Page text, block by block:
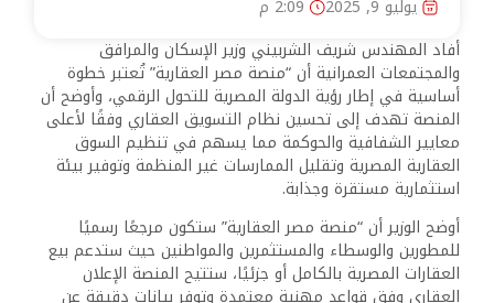
يوليو 9, 2025
2:09 م
أفاد المهندس شريف الشربيني وزير الإسكان والمرافق
والمجتمعات العمرانية أن “منصة مصر العقارية” تُعتبر خطوة
أساسية في إطار رؤية الدولة المصرية للتحول الرقمي، وأوضح أن
المنصة تهدف إلى تحسين نظام التسويق العقاري وفقًا لأعلى
معايير الشفافية والحوكمة مما يسهم في تنظيم السوق
العقارية المصرية وتقليل الممارسات غير المنظمة وتوفير بيئة
استثمارية مستقرة وجذابة.
أوضح الوزير أن “منصة مصر العقارية” ستكون مرجعًا رسميًا
للمطورين والوسطاء والمستثمرين والمواطنين حيث ستدعم بيع
العقارات المصرية بالكامل أو جزئيًا، ستتيح المنصة الإعلان
العقاري وفق قواعد مهنية معتمدة وتوفر بيانات دقيقة عن